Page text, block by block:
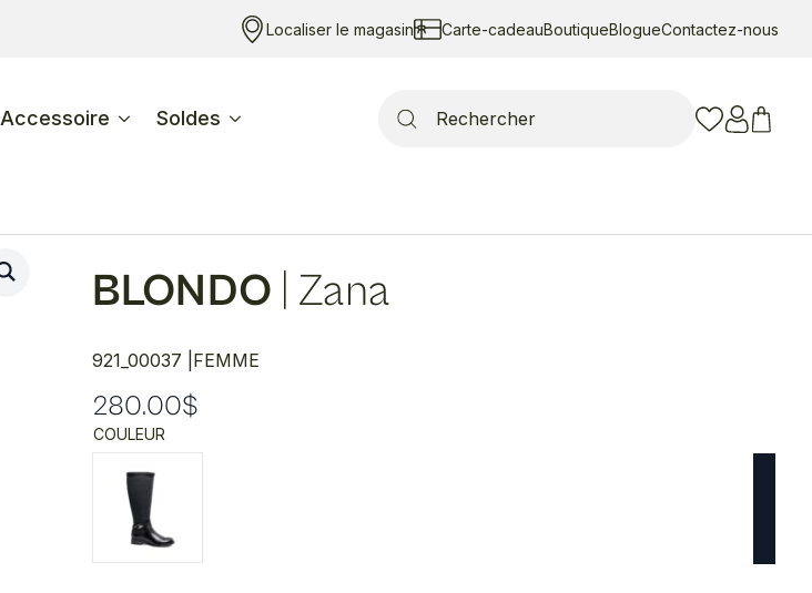
Localiser le magasin Carte-cadeauBoutiqueBlogueContactez-nous
Accessoire Soldes
for:
BLONDO Zana
921_00037 | FEMME
280.00$
COULEUR